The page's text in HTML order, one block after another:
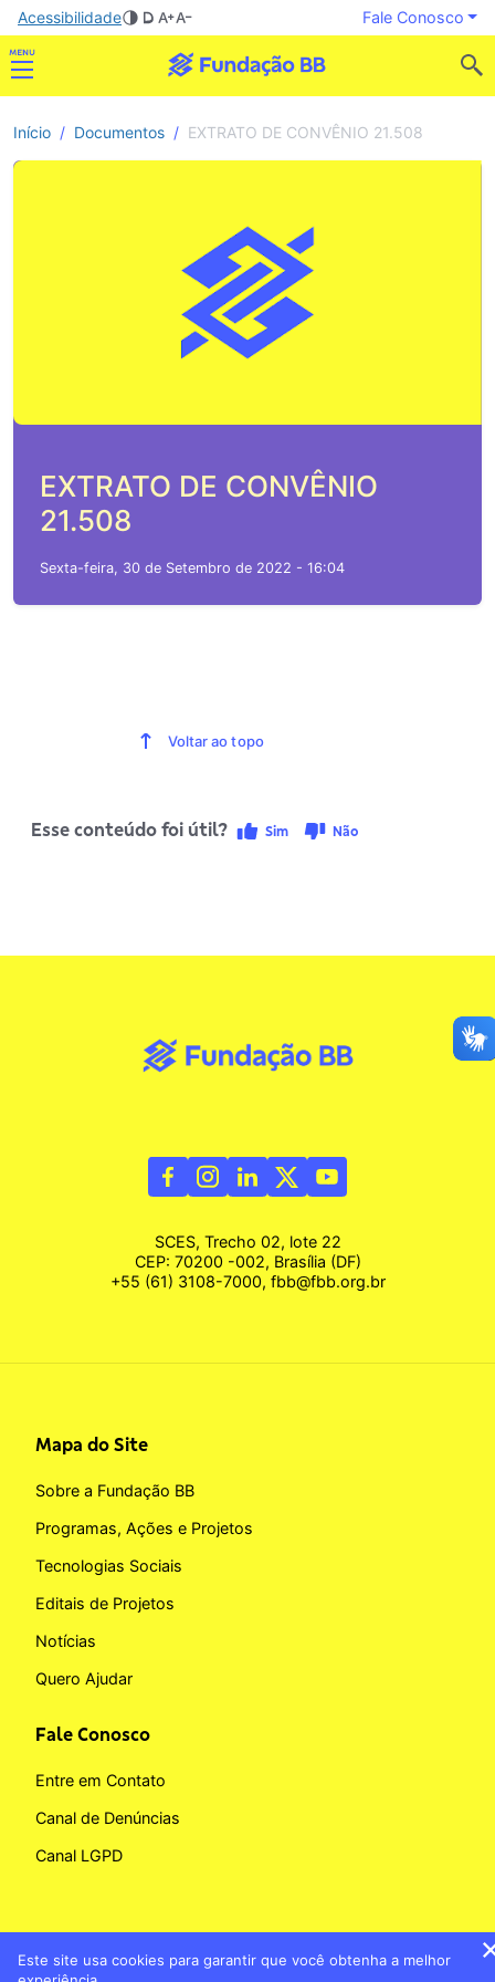
Acessibilidade Fale Conosco
Início Documentos EXTRATO DE CONVÊNIO 21.508
EXTRATO DE CONVÊNIO
21.508
Sexta-feira, 30 de Setembro de 2022 - 16:04
Voltar ao topo
Esse conteúdo foi útil? Sim Não
SCES, Trecho 02, lote 22
CEP: 70200 -002, Brasília (DF)
+55 (61) 3108-7000, fbb@fbb.org.br
Mapa do Site
Sobre a Fundação BB
Programas, Ações e Projetos
Tecnologias Sociais
Editais de Projetos
Notícias
Quero Ajudar
Fale Conosco
Entre em Contato
Canal de Denúncias
Canal LGPD
Este site usa cookies para garantir que você obtenha a melhor